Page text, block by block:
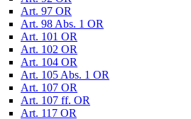
Art. 97 OR
Art. 98 Abs. 1 OR
Art. 101 OR
Art. 102 OR
Art. 104 OR
Art. 105 Abs. 1 OR
Art. 107 OR
Art. 107 ff. OR
Art. 117 OR